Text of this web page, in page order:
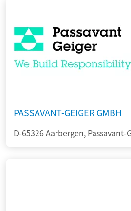
PASSAVANT-GEIGER GMBH
D-65326 Aarbergen, Passavant-